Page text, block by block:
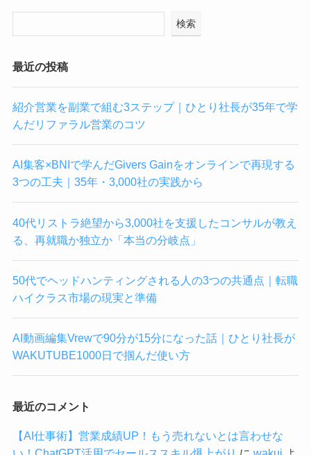
検索
最近の投稿
紹介営業を副業で組む3ステップ｜ひとり社長が35年で学
んだリファラル営業のコツ
AI集客×BNIで学んだGivers Gainをオンラインで再現する
3つの工夫｜35年・3,000社の実践から
40代リストラ絶望から3,000社を支援したコンサルが教え
る、再就職か独立か「本当の分岐点」
50代でヘッドハンティングされる人の3つの共通点｜転職
ハイクラス市場の現実と準備
AI動画編集Vrewで90分が15分になった話｜ひとり社長が
WAKUTUBE1000日で掴んだ使い方
最近のコメント
【AI仕事術】営業成績UP！もう売れないとは言わせな